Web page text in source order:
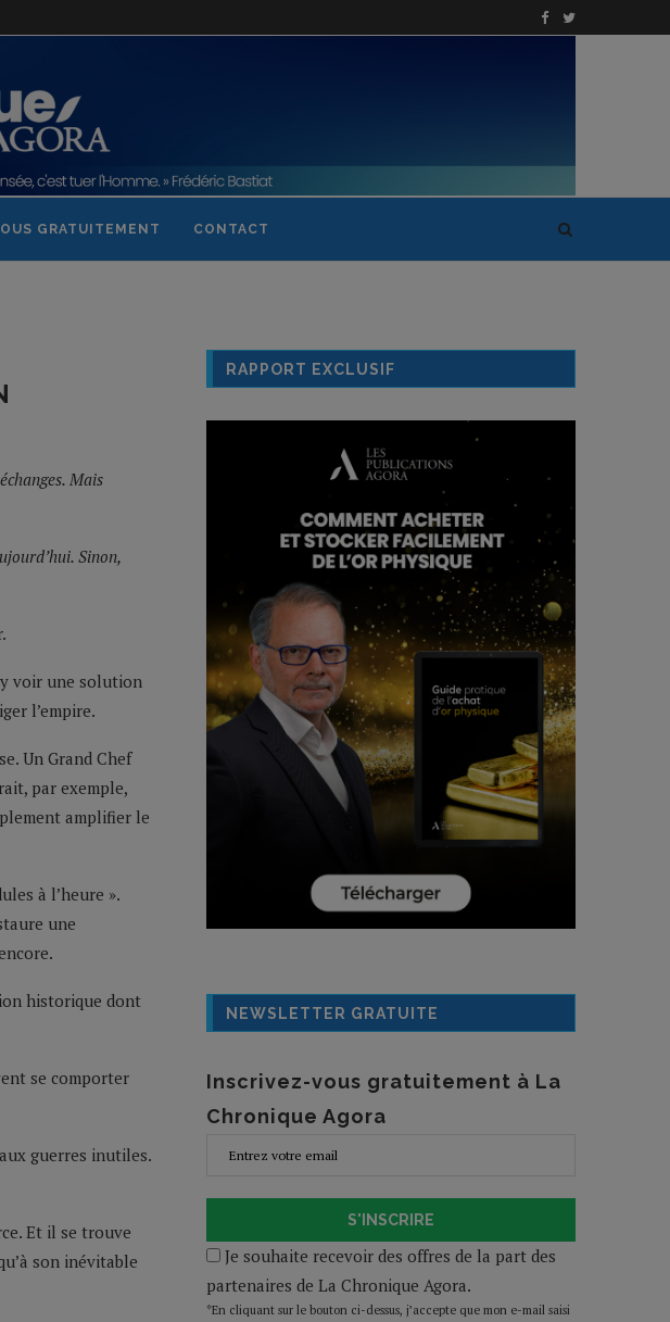
GRATUITEMENT CONTACT
Mais
Sinon,
voir une solution
l’empire.
Un Grand Chef
par exemple,
amplifier le
à l’heure ».
une
historique dont
se comporter
guerres inutiles.
Et il se trouve
son inévitable
RAPPORT EXCLUSIF
NEWSLETTER GRATUITE
Inscrivez-vous gratuitement à La
Chronique Agora
S'INSCRIRE
Je souhaite recevoir des offres de la part des
partenaires de La Chronique Agora.
*En cliquant sur le bouton ci-dessus, j’accepte que mon e-mail saisi